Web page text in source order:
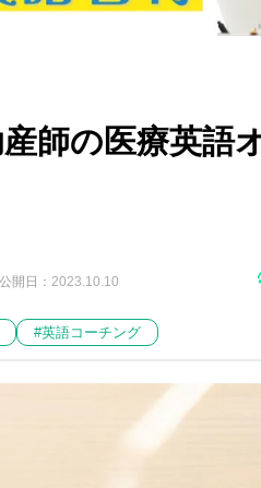
師の医療英語
公開日： 2023.10.10
#英語コーチング